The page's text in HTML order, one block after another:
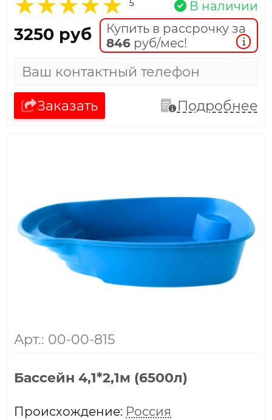
5 В наличии
3250 руб
Купить в рассрочку за
846 руб/мес!
Заказать Подробнее
Арт.: 00-00-815
Бассейн 4,1*2,1м (6500л)
Проиcхождение: Россия